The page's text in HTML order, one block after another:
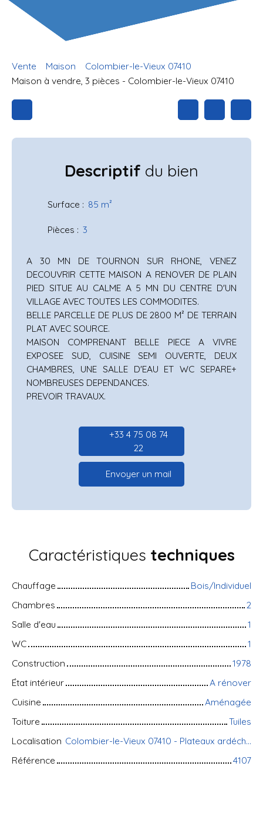
Vente Maison
Colombier-le-Vieux 07410
Maison à vendre, 3 pièces - Colombier-le-Vieux 07410
Descriptif du bien
Surface : 85 m²
Pièces : 3
A 30 MN DE TOURNON SUR RHONE, VENEZ
DECOUVRIR CETTE MAISON A RENOVER DE PLAIN
PIED SITUE AU CALME A 5 MN DU CENTRE D'UN
VILLAGE AVEC TOUTES LES COMMODITES.
BELLE PARCELLE DE PLUS DE 2800 M² DE TERRAIN
PLAT AVEC SOURCE.
MAISON COMPRENANT BELLE PIECE A VIVRE
EXPOSEE SUD, CUISINE SEMI OUVERTE, DEUX
CHAMBRES, UNE SALLE D'EAU ET WC SEPARE+
NOMBREUSES DEPENDANCES.
PREVOIR TRAVAUX.
+33 4 75 08 74
22
Envoyer un mail
Caractéristiques techniques
Chauffage
Bois/Individuel
Chambres
2
Salle d'eau
1
WC
1
Construction
1978
État intérieur
A rénover
Cuisine
Aménagée
Toiture
Tuiles
Localisation
Colombier-le-Vieux 07410 - Plateaux ardéchois
Référence
4107